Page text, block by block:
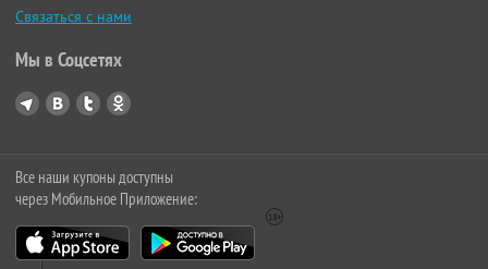
Связаться с нами
Мы в Соцсетях
Все наши купоны доступны
через Мобильное Приложение: